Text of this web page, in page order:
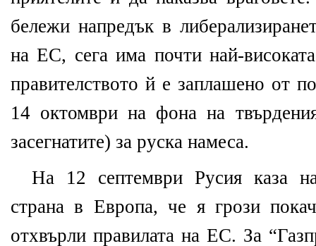
бележи напредък в
на ЕС, сега има почти най-
правителството й е заплашено от
14 октомври на фона на
засегнатите) за руска намеса.
На 12 септември Русия каза
страна в Европа, че я грози
отхвърли правилата на ЕС. За